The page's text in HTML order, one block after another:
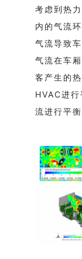
考虑到热
内的气流
气流导致
气流在车
客产生的
HVAC进
流进行平衡